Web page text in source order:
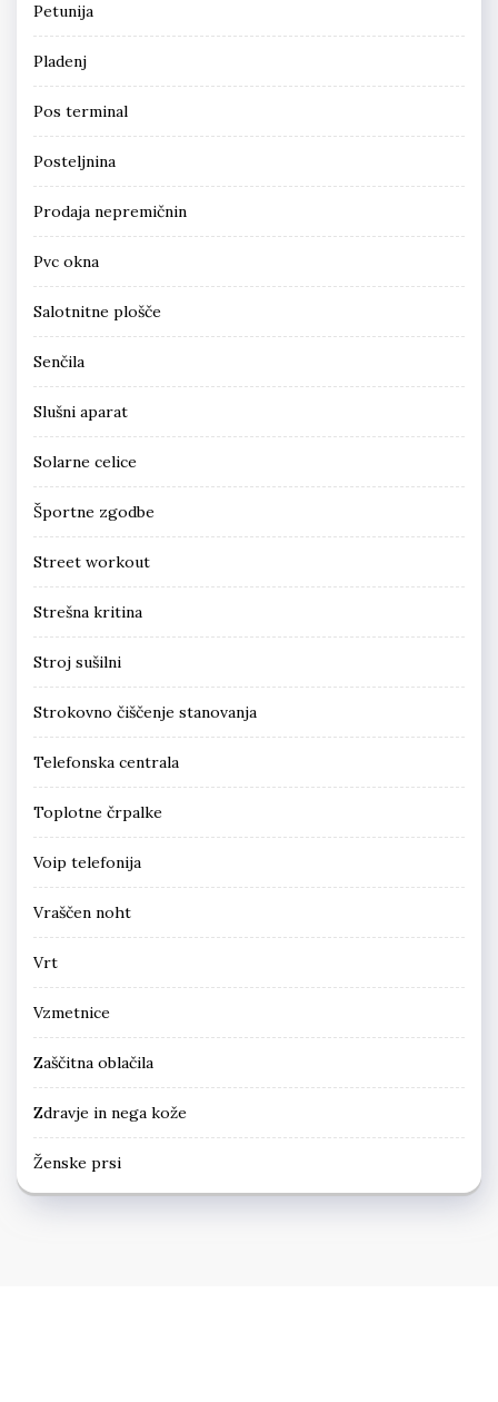
Petunija
Pladenj
Pos terminal
Posteljnina
Prodaja nepremičnin
Pvc okna
Salotnitne plošče
Senčila
Slušni aparat
Solarne celice
Športne zgodbe
Street workout
Strešna kritina
Stroj sušilni
Strokovno čiščenje stanovanja
Telefonska centrala
Toplotne črpalke
Voip telefonija
Vraščen noht
Vrt
Vzmetnice
Zaščitna oblačila
Zdravje in nega kože
Ženske prsi